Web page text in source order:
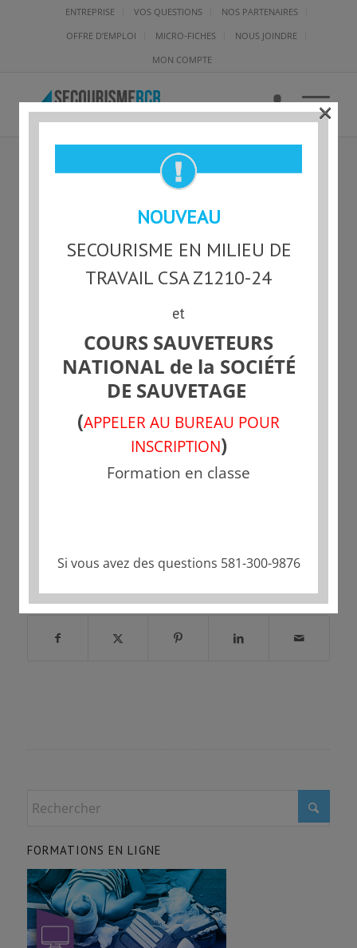
ENTREPRISE VOS QUESTIONS
NOS PARTENAIRES
OFFRE D’EMPLOI
MICRO-FICHES
NOUS JOINDRE
MON COMPTE
CABINET CHAUFFANT
Partager cette publication
FORMATIONS EN LIGNE
NOUVEAU
SECOURISME EN MILIEU DE
TRAVAIL CSA Z1210-24
et
COURS SAUVETEURS
NATIONAL de la SOCIÉTÉ
DE SAUVETAGE
(APPELER AU BUREAU POUR
INSCRIPTION)
Formation en classe
Si vous avez des questions 581-300-9876
×